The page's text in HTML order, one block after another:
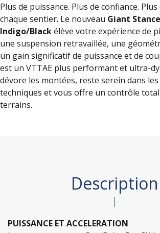
Plus de puissance. Plus de confiance.
chaque sentier. Le nouveau Giant
Indigo/Blackélève votre expérience de
une suspension retravaillée, une
un gain significatif de puissance et de
est un VTTAE plus performant et ultra-
dévore les montées, reste serein dans
techniques et vous offre un contrôle
terrains.
Description
PUISSANCE ET ACCELERATION